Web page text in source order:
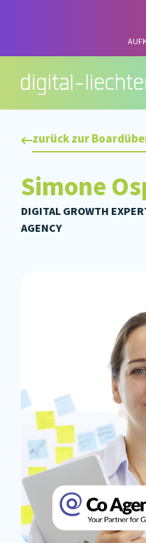
zurück zur
Simone
DIGITAL GROWTH
AGENCY